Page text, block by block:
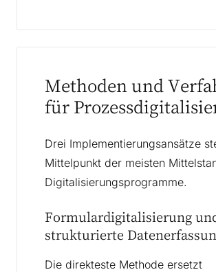
Methoden und
für
Drei Implementierungsansätze
Mittelpunkt der meisten
Digitalisierungsprogramme.
Formulardigitalisierung
strukturierte
Die direkteste Methode ersetzt